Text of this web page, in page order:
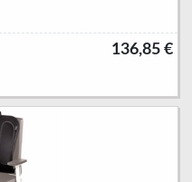
136,85 €